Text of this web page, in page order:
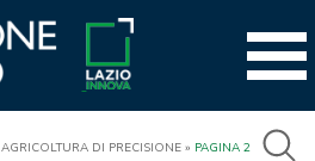
AGRICOLTURA DI PRECISIONE » PAGINA 2